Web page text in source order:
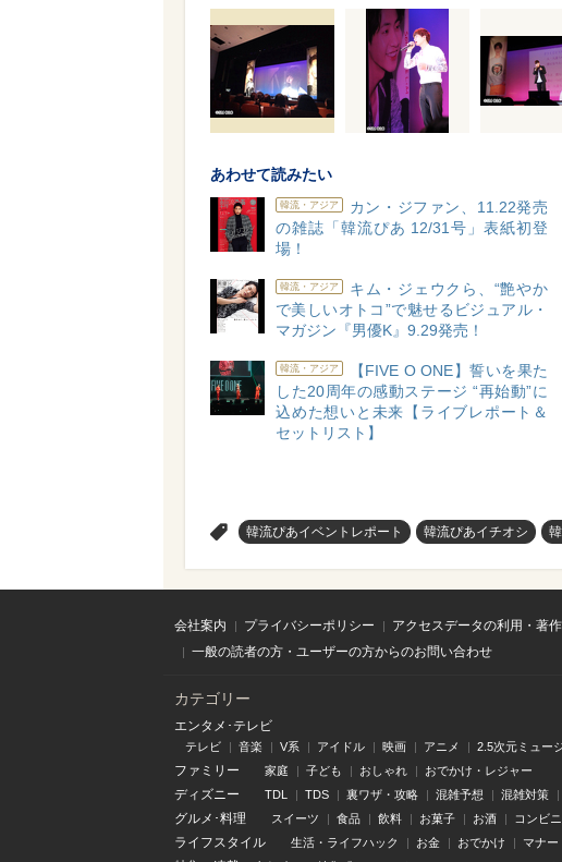
あわせて読みたい
韓流・アジア
カン・ジファン、11.22発売
の雑誌「韓流ぴあ 12/31号」表紙初登
場！
韓流・アジア
キム・ジェウクら、“艶やか
で美しいオトコ”で魅せるビジュアル・
マガジン『男優K』9.29発売！
韓流・アジア
【FIVE O ONE】誓いを果た
した20周年の感動ステージ “再始動”に
込めた想いと未来【ライブレポート＆
セットリスト】
韓流ぴあイベントレポート 韓流ぴあイチオシ
会社案内 プライバシーポリシー アクセスデータの利用・著
一般の読者の方・ユーザーの方からのお問い合わせ
カテゴリー
エンタメ･テレビ
テレビ 音楽 V系 アイドル 映画 アニメ 2.5次元ミュー
ファミリー 家庭 子ども おしゃれ おでかけ・レジャー
ディズニー TDL TDS 裏ワザ・攻略 混雑予想 混雑対策
グルメ･料理 スイーツ 食品 飲料 お菓子 お酒 コンビニ
ライフスタイル 生活・ライフハック お金 おでかけ マナー